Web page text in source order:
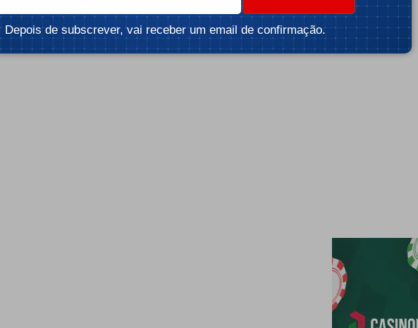
Depois de subscrever, vai receber um email de confirmação.